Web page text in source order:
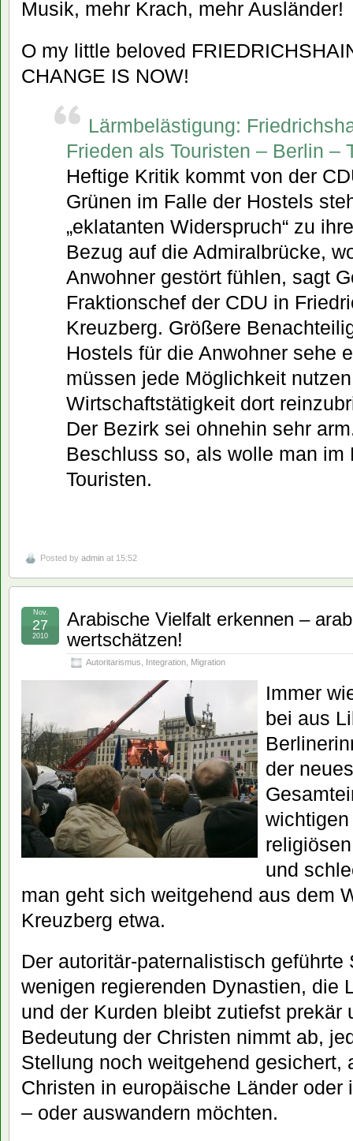
Musik, mehr Krach, mehr Ausländer!
O my little beloved
CHANGE IS NOW!
Lärmbelästigung:
Frieden als Touristen – Berlin –
Heftige Kritik kommt von der
Grünen im Falle der Hostels
„eklatanten Widerspruch“ zu
Bezug auf die Admiralbrücke,
Anwohner gestört fühlen, sagt
Fraktionschef der CDU in
Kreuzberg. Größere
Hostels für die Anwohner sehe
müssen jede Möglichkeit
Wirtschaftstätigkeit dort
Der Bezirk sei ohnehin sehr
Beschluss so, als wolle man im
Touristen.
Posted by admin at 15:52
Arabische Vielfalt erkennen –
wertschätzen!
Autoritarismus Integration Migration
Nov.
27
2010
Immer
bei aus
der
und
man geht sich weitgehend aus dem
Kreuzberg etwa.
Der autoritär-paternalistisch
wenigen regierenden Dynastien, die
und der Kurden bleibt zutiefst prekär
Bedeutung der Christen nimmt ab,
Stellung noch weitgehend gesichert,
Christen in europäische Länder oder
– oder auswandern möchten.